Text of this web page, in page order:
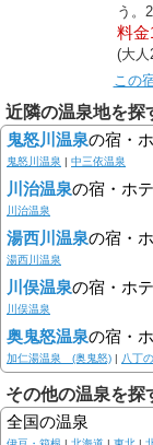
う。
料金
(大人
この
近隣の温泉地を探
鬼怒川温泉の宿・
鬼怒川温泉 | 中三依温泉
川治温泉の宿・ホ
川治温泉
湯西川温泉の宿・
湯西川温泉
川俣温泉の宿・ホ
川俣温泉
奥鬼怒温泉の宿・
加仁湯温泉 (奥鬼怒) | 八丁
その他の温泉を探
全国の温泉